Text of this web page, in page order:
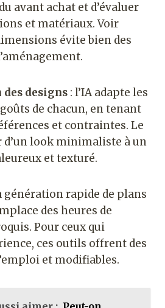
avant achat et d’évaluer
et matériaux. Voir
évite bien des
designs : l’IA adapte les
de chacun, en tenant
et contraintes. Le
look minimaliste à un
et texturé.
génération rapide de plans
des heures de
Pour ceux qui
ces outils offrent des
et modifiables.